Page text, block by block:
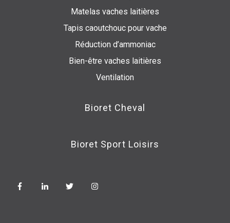
Matelas vaches laitières
Tapis caoutchouc pour vache
Réduction d’ammoniac
Bien-être vaches laitières
Ventilation
Bioret Cheval
Bioret Sport Loisirs